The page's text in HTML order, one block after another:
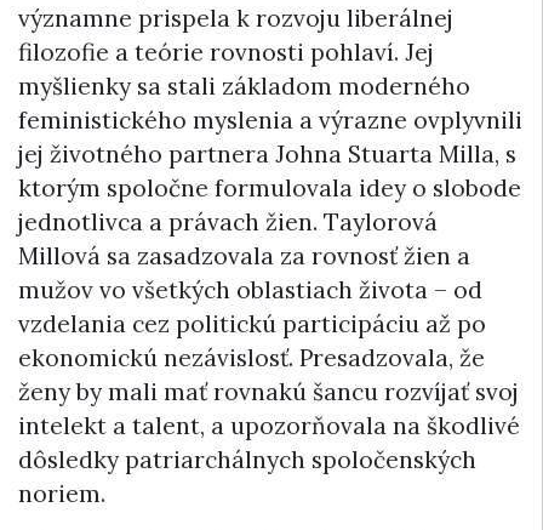
významne prispela k rozvoju liberálnej
filozofie a teórie rovnosti pohlaví. Jej
myšlienky sa stali základom moderného
feministického myslenia a výrazne ovplyvnili
jej životného partnera Johna Stuarta Milla, s
ktorým spoločne formulovala idey o slobode
jednotlivca a právach žien. Taylorová
Millová sa zasadzovala za rovnosť žien a
mužov vo všetkých oblastiach života – od
vzdelania cez politickú participáciu až po
ekonomickú nezávislosť. Presadzovala, že
ženy by mali mať rovnakú šancu rozvíjať svoj
intelekt a talent, a upozorňovala na škodlivé
dôsledky patriarchálnych spoločenských
noriem.